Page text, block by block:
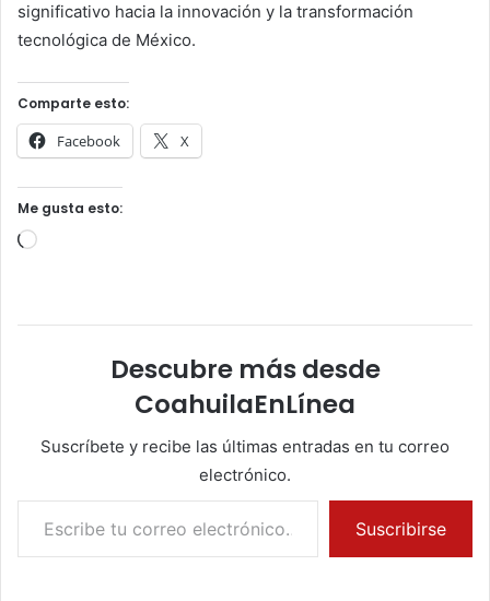
significativo hacia la innovación y la transformación
tecnológica de México.
Comparte esto:
Facebook X
Me gusta esto:
Cargando...
Descubre más desde
CoahuilaEnLínea
Suscríbete y recibe las últimas entradas en tu correo
electrónico.
Escribe tu correo electrónico…
Suscribirse